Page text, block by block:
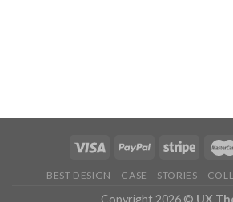
BEST DESIGN CASE STORIES
Copyright 2026 © UX